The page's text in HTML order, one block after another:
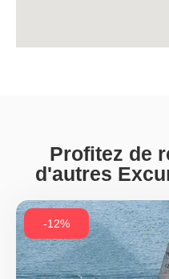
Profitez de
d'autres
-12%